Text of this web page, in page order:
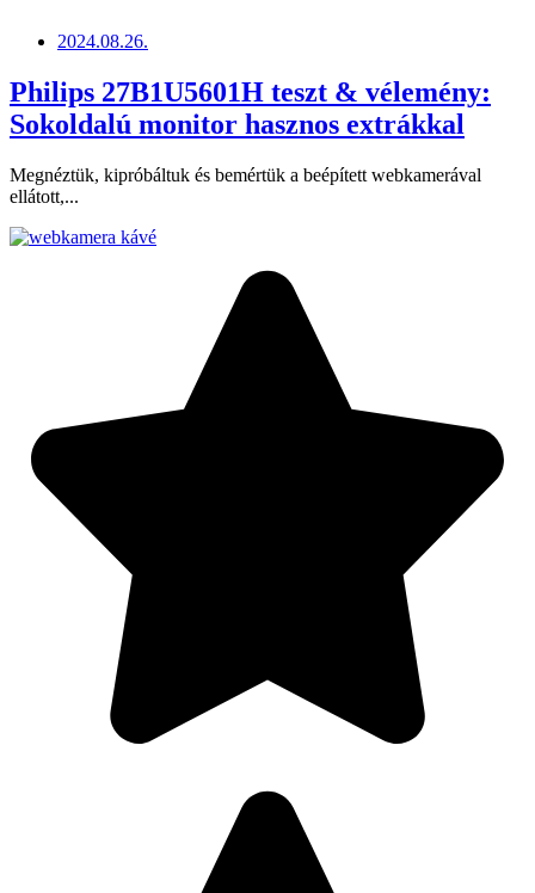
2024.08.26.
Philips 27B1U5601H teszt & vélemény:
Sokoldalú monitor hasznos extrákkal
Megnéztük, kipróbáltuk és bemértük a beépített webkamerával
ellátott,...